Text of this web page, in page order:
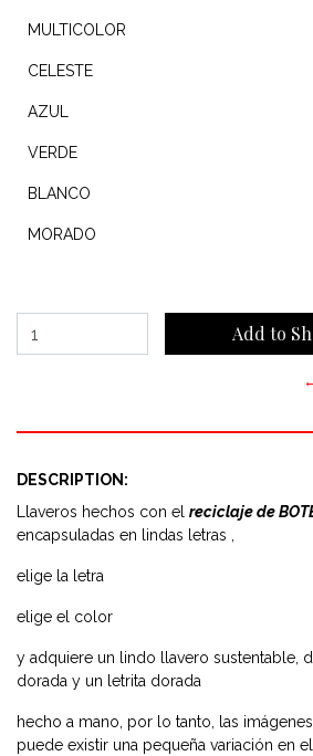
MULTICOLOR
CELESTE
AZUL
VERDE
BLANCO
MORADO
DESCRIPTION:
Llaveros hechos con el reciclaje de
encapsuladas en lindas letras ,
elige la letra
elige el color
y adquiere un lindo llavero sustentable,
dorada y un letrita dorada
hecho a mano, por lo tanto, las
puede existir una pequeña variación en